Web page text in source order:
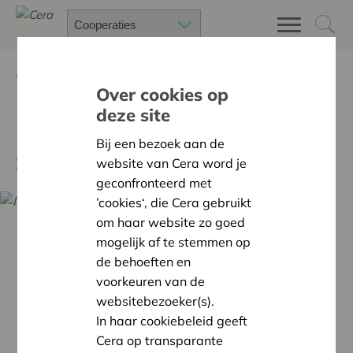
MindWade: IT’ers verenigen
zich in coöperatie
Over cookies op
deze site
Bij een bezoek aan de
website van Cera word je
geconfronteerd met
’cookies‘, die Cera gebruikt
om haar website zo goed
mogelijk af te stemmen op
de behoeften en
voorkeuren van de
websitebezoeker(s).
In haar cookiebeleid geeft
Cera op transparante